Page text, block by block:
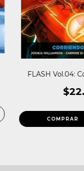
FLASH Vol.04: